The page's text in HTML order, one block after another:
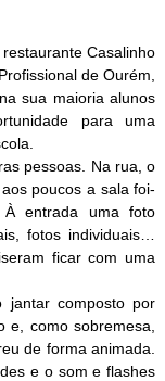
Casalinho
de Ourém,
sua maioria alunos
para uma
pessoas. Na rua, o
poucos a sala foi-
À entrada uma foto
fotos individuais…
ficar com uma
jantar composto por
e, como sobremesa,
de forma animada.
e o som e flashes